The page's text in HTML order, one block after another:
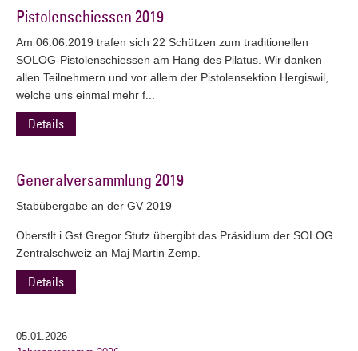
Pistolenschiessen 2019
Am 06.06.2019 trafen sich 22 Schützen zum traditionellen
SOLOG-Pistolenschiessen am Hang des Pilatus. Wir danken
allen Teilnehmern und vor allem der Pistolensektion Hergiswil,
welche uns einmal mehr f...
Details
Generalversammlung 2019
Stabübergabe an der GV 2019
Oberstlt i Gst Gregor Stutz übergibt das Präsidium der SOLOG
Zentralschweiz an Maj Martin Zemp.
Details
05.01.2026